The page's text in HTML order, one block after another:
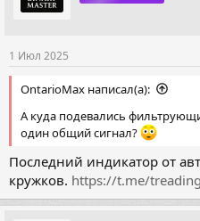
1 Июл 2025
OntarioMax написал(а):
А куда подевались
один общий сигнал?
Последний индикатор от
кружков. https://t.me/